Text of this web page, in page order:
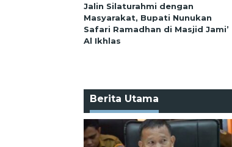
Jalin Silaturahmi dengan
Masyarakat, Bupati Nunukan
Safari Ramadhan di Masjid Jami’
Al Ikhlas
Berita Utama